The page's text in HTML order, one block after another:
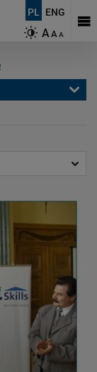
PL ENG
AAA